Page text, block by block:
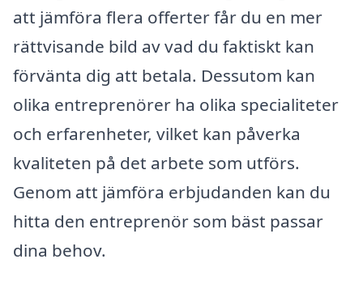
att jämföra flera offerter får du en mer
rättvisande bild av vad du faktiskt kan
förvänta dig att betala. Dessutom kan
olika entreprenörer ha olika specialiteter
och erfarenheter, vilket kan påverka
kvaliteten på det arbete som utförs.
Genom att jämföra erbjudanden kan du
hitta den entreprenör som bäst passar
dina behov.